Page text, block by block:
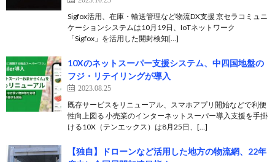
Sigfox活用、在庫・輸送管理など物流DX支援 京セラコミュニ
ケーションシステムは10月19日、IoTネットワーク
「Sigfox」を活用した開封検知[…]
10Xのネットスーパー支援システム、中四国地盤の
フジ・リテイリングが導入
2023.08.25
既存サービスをリニューアル、スマホアプリ開始などで利便
性向上図る 小売業のインターネットスーパー導入支援を手掛
ける10X（テンエックス）は8月25日、[…]
【独自】ドローンなど活用した地方の物流網、22年